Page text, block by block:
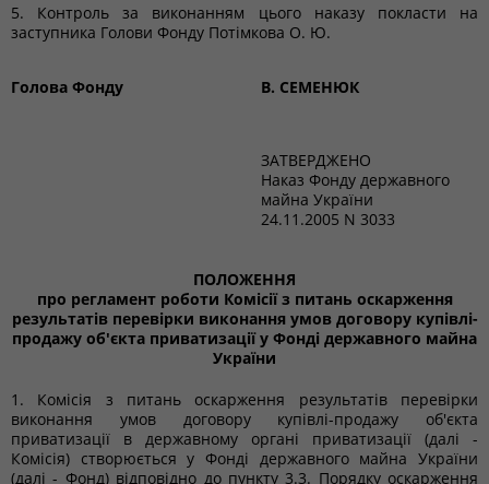
5. Контроль за виконанням цього наказу покласти на
заступника Голови Фонду Потімкова О. Ю.
Голова Фонду В. СЕМЕНЮК
ЗАТВЕРДЖЕНО
Наказ Фонду державного
майна України
24.11.2005 N 3033
ПОЛОЖЕННЯ
про регламент роботи Комісії з питань оскарження
результатів перевірки виконання умов договору купівлі-
продажу об'єкта приватизації у Фонді державного майна
України
1. Комісія з питань оскарження результатів перевірки
виконання умов договору купівлі-продажу об'єкта
приватизації в державному органі приватизації (далі -
Комісія) створюється у Фонді державного майна України
(далі - Фонд) відповідно до пункту 3.3. Порядку оскарження